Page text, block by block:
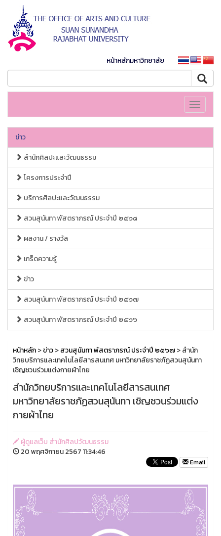
หน้าหลักมหาวิทยาลัย
Toggle
ข่าว
สำนักศิลปะและวัฒนธรรม
โครงการประจำปี
บริการศิลปะและวัฒนธรรม
สวนสุนันทา พัสตราภรณ์ ประจำปี ๒๕๖๘
ผลงาน / รางวัล
เกร็ดความรู้
ข่าว
สวนสุนันทา พัสตราภรณ์ ประจำปี ๒๕๖๗
สวนสุนันทา พัสตราภรณ์ ประจำปี ๒๕๖๖
หน้าหลัก>ข่าว>สวนสุนันทา พัสตราภรณ์ ประจำปี ๒๕๖๗> สำนัก
วิทยบริการและเทคโนโลยีสารสนเทศ มหาวิทยาลัยราชภัฏสวนสุนันทา
เชิญชวนร่วมแต่งกายผ้าไทย
สำนักวิทยบริการและเทคโนโลยีสารสนเทศ
มหาวิทยาลัยราชภัฏสวนสุนันทา เชิญชวนร่วมแต่ง
กายผ้าไทย
ผู้ดูแลเว็บ สำนักศิลปวัฒนธรรม
20 พฤศจิกายน 2567 11:34:46
Email